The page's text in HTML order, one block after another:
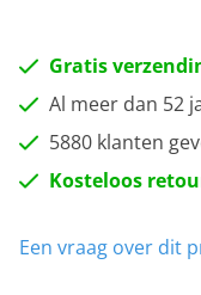
Gratis
Al meer dan 52
5880 klanten
Kosteloos
Een vraag over dit